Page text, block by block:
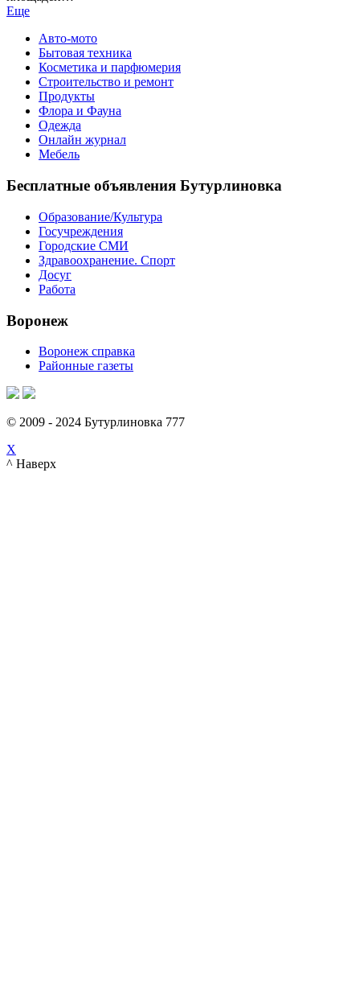
Еще
Авто-мото
Бытовая техника
Косметика и парфюмерия
Строительство и ремонт
Продукты
Флора и Фауна
Одежда
Онлайн журнал
Мебель
Бесплатные объявления Бутурлиновка
Образование/Культура
Госучреждения
Городские СМИ
Здравоохранение. Спорт
Досуг
Работа
Воронеж
Воронеж справка
Районные газеты
© 2009 - 2024 Бутурлиновка 777
X
^ Наверх